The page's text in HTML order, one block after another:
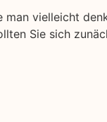
vielleicht
Sie sich